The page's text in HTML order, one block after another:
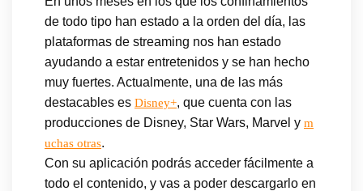
de todo tipo han estado a la orden del día, las
plataformas de streaming nos han estado
ayudando a estar entretenidos y se han hecho
muy fuertes. Actualmente, una de las más
destacables es Disney+, que cuenta con las
producciones de Disney, Star Wars, Marvel y m
uchas otras.
Con su aplicación podrás acceder fácilmente a
todo el contenido, y vas a poder descargarlo en